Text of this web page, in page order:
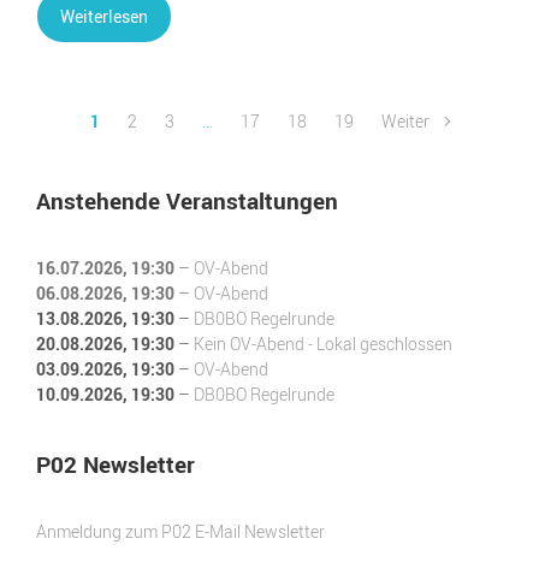
Weiterlesen
1 2 3 … 17 18 19 Weiter
Anstehende Veranstaltungen
16.07.2026, 19:30 – OV-Abend
06.08.2026, 19:30 – OV-Abend
13.08.2026, 19:30 – DB0BO Regelrunde
20.08.2026, 19:30 – Kein OV-Abend - Lokal geschlossen
03.09.2026, 19:30 – OV-Abend
10.09.2026, 19:30 – DB0BO Regelrunde
P02 Newsletter
Anmeldung zum P02 E-Mail Newsletter